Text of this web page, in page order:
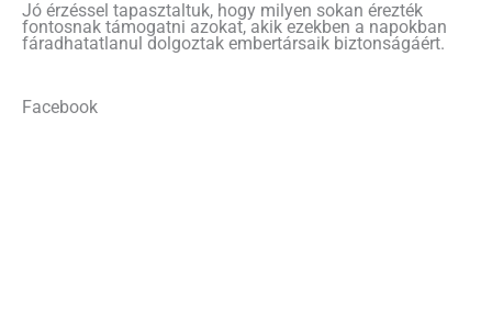
Jó érzéssel tapasztaltuk, hogy milyen sokan érezték
fontosnak támogatni azokat, akik ezekben a napokban
fáradhatatlanul dolgoztak embertársaik biztonságáért.
Facebook